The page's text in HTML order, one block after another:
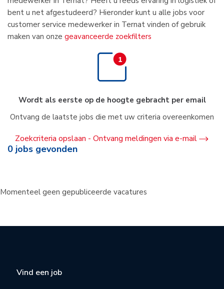
bent u net afgestudeerd? Hieronder kunt u alle jobs voor
customer service medewerker in Ternat vinden of gebruik
maken van onze geavanceerde zoekfilters
Wordt als eerste op de hoogte gebracht per email
Ontvang de laatste jobs die met uw criteria overeenkomen
Zoekcriteria opslaan - Ontvang meldingen via e-mail
0 jobs gevonden
Momenteel geen gepubliceerde vacatures
Vind een job